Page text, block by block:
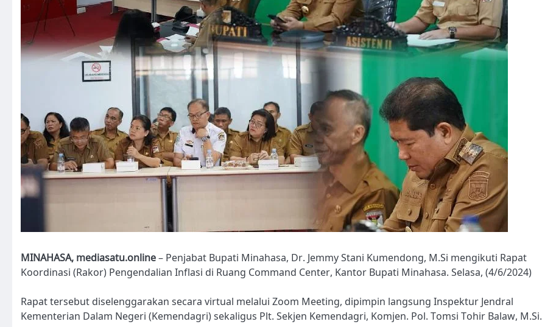
MINAHASA, mediasatu.online– Penjabat Bupati Minahasa, Dr. Jemmy Stani Kumendong, M.Si mengikuti Rapat
Koordinasi (Rakor) Pengendalian Inflasi di Ruang Command Center, Kantor Bupati Minahasa. Selasa, (4/6/2024)
Rapat tersebut diselenggarakan secara virtual melalui Zoom Meeting, dipimpin langsung Inspektur Jendral
Kementerian Dalam Negeri (Kemendagri) sekaligus Plt. Sekjen Kemendagri, Komjen. Pol. Tomsi Tohir Balaw, M.Si.